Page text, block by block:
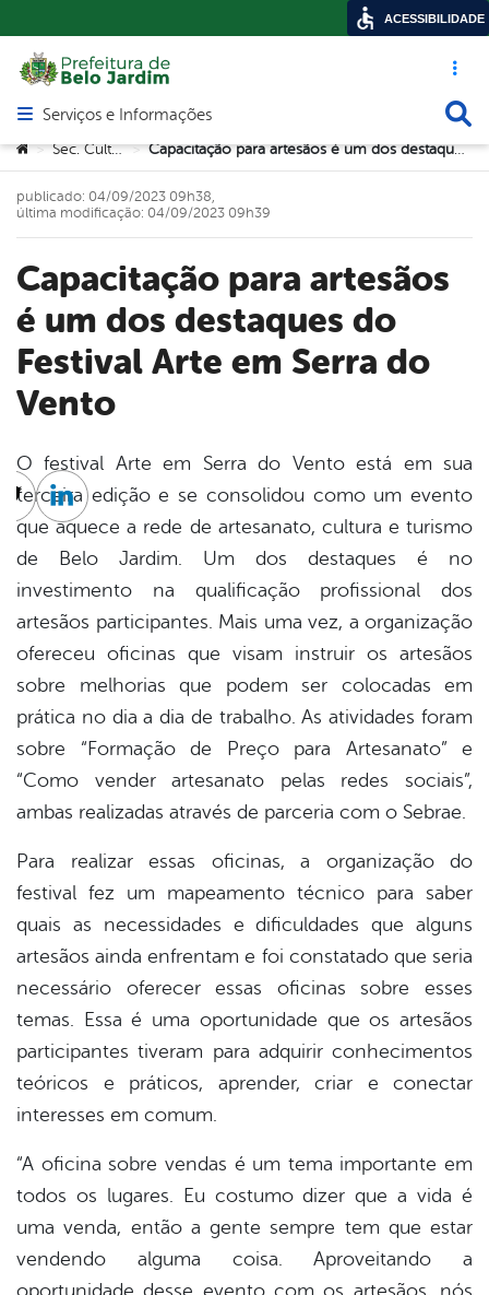
Acesso
Abrir menu principal de navegação
Serviços e Informações
Você está aqui:
> Sec. Cultura > Capacitação para artesãos é um dos destaques do Festival Arte em Serra do Vento
Capacitação para artesãos
é um dos destaques do
Festival Arte em Serra do
Vento
publicado: 04/09/2023 09h38,
última modificação: 04/09/2023 09h39
O festival Arte em Serra do Vento está em sua
terceira edição e se consolidou como um evento
que aquece a rede de artesanato, cultura e turismo
de Belo Jardim. Um dos destaques é no
investimento na qualificação profissional dos
artesãos participantes. Mais uma vez, a organização
ofereceu oficinas que visam instruir os artesãos
sobre melhorias que podem ser colocadas em
prática no dia a dia de trabalho. As atividades foram
sobre “Formação de Preço para Artesanato” e
“Como vender artesanato pelas redes sociais”,
ambas realizadas através de parceria com o Sebrae.
Para realizar essas oficinas, a organização do
festival fez um mapeamento técnico para saber
quais as necessidades e dificuldades que alguns
artesãos ainda enfrentam e foi constatado que seria
necessário oferecer essas oficinas sobre esses
temas. Essa é uma oportunidade que os artesãos
participantes tiveram para adquirir conhecimentos
teóricos e práticos, aprender, criar e conectar
interesses em comum.
“A oficina sobre vendas é um tema importante em
todos os lugares. Eu costumo dizer que a vida é
uma venda, então a gente sempre tem que estar
vendendo alguma coisa. Aproveitando a
Twitter
Linkedin
ACESSIBILIDADE